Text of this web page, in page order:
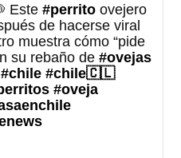
Este#perrito ovejero
de hacerse viral
muestra cómo “pide
su rebaño de#ovejas
#chile #chile🇨🇱
#oveja